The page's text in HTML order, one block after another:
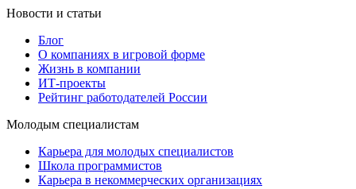
Новости и статьи
Блог
О компаниях в игровой форме
Жизнь в компании
ИТ-проекты
Рейтинг работодателей России
Молодым специалистам
Карьера для молодых специалистов
Школа программистов
Карьера в некоммерческих организациях